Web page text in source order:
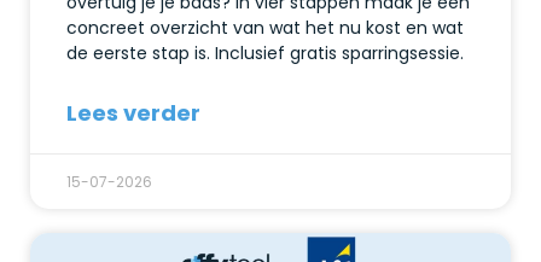
concreet overzicht van wat het nu kost en wat
de eerste stap is. Inclusief gratis sparringsessie.
Lees verder
15-07-2026